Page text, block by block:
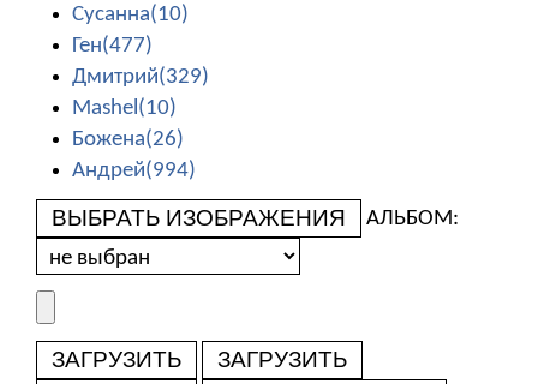
Сусанна(10)
Ген(477)
Дмитрий(329)
Mashel(10)
Божена(26)
Андрей(994)
ВЫБРАТЬ ИЗОБРАЖЕНИЯ АЛЬБОМ:
ЗАГРУЗИТЬ
ЗАГРУЗИТЬ